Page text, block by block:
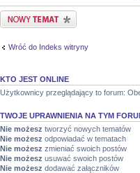
Nowy temat
Wróć do Indeks witryny
KTO JEST ONLINE
Użytkownicy przeglądający to forum:
TWOJE UPRAWNIENIA NA TYM
Nie możesz tworzyć nowych tematów
Nie możesz odpowiadać w tematach
Nie możesz zmieniać swoich postów
Nie możesz usuwać swoich postów
Nie możesz dodawać załączników